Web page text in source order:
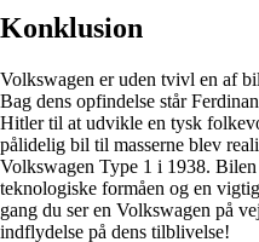
Konklusion
Volkswagen er uden tvivl en af
Bag dens opfindelse står
Hitler til at udvikle en tysk
pålidelig bil til masserne blev
Volkswagen Type 1 i 1938.
teknologiske formåen og en
gang du ser en Volkswagen på
indflydelse på dens tilblivelse!